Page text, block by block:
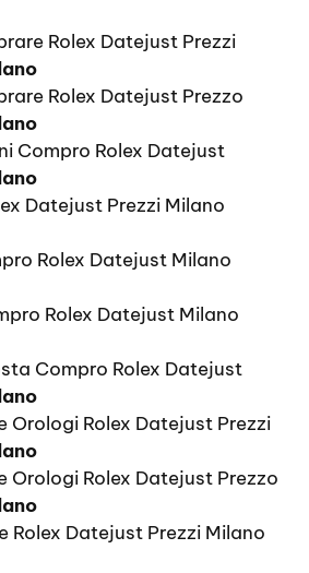
Rolex Datejust Prezzi
Rolex Datejust Prezzo
Compro Rolex Datejust
Datejust Prezzi Milano
Rolex Datejust Milano
Rolex Datejust Milano
Compro Rolex Datejust
Orologi Rolex Datejust Prezzi
Orologi Rolex Datejust Prezzo
Rolex Datejust Prezzi Milano